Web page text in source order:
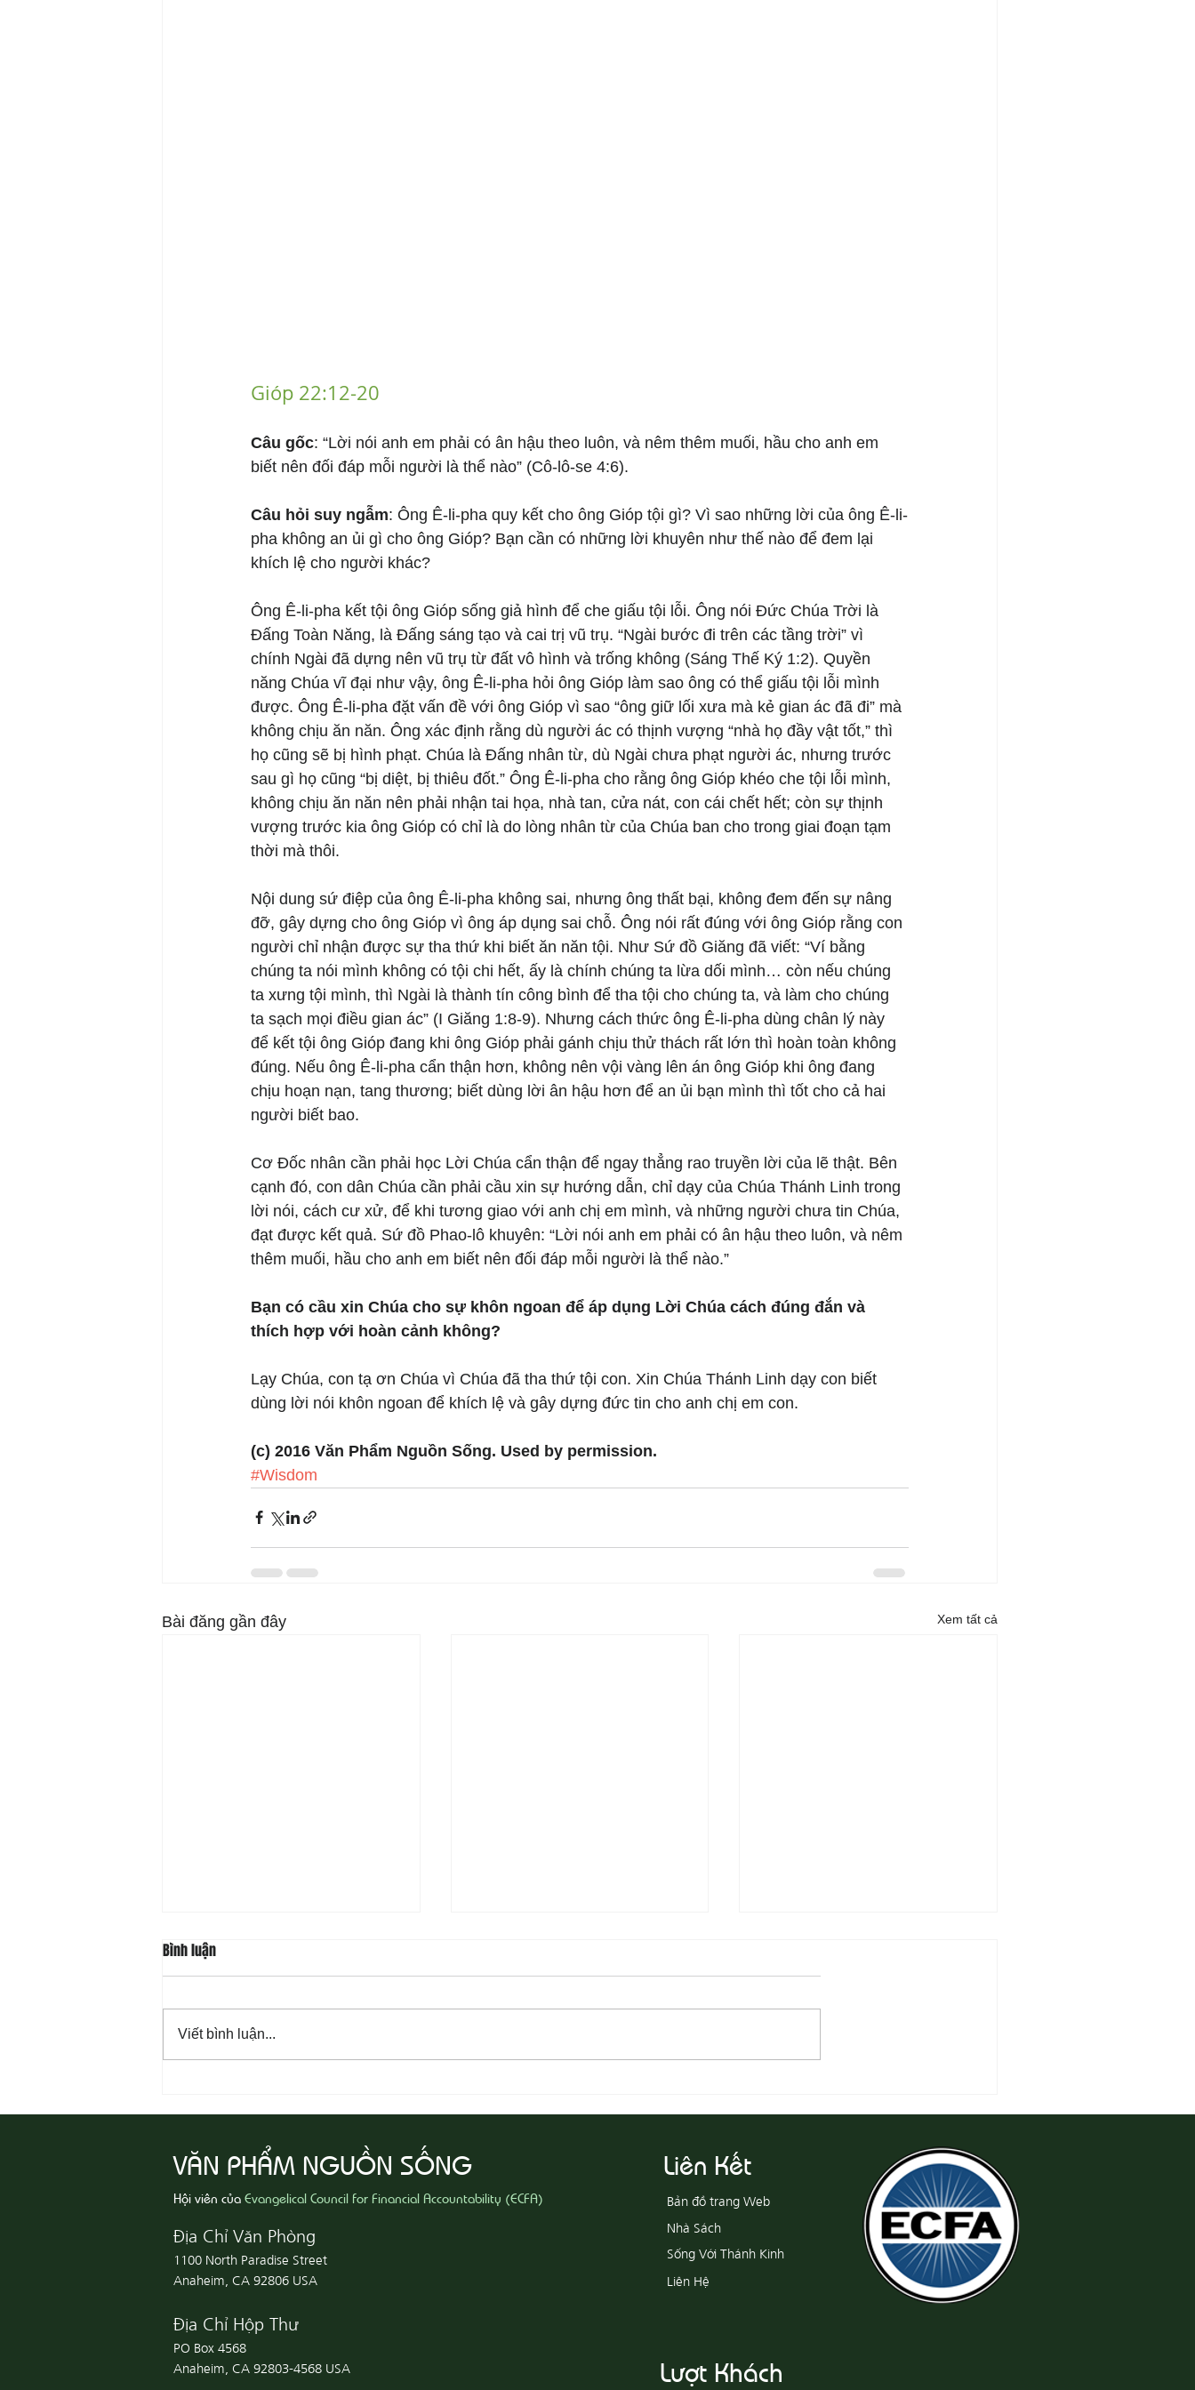
Gióp 22:12-20
Câu gốc: “Lời nói anh em phải có ân hậu theo luôn, và nêm thêm muối, hầu cho anh em
biết nên đối đáp mỗi người là thể nào” (Cô-lô-se 4:6).
Câu hỏi suy ngẫm: Ông Ê-li-pha quy kết cho ông Gióp tội gì? Vì sao những lời của ông Ê-li-
pha không an ủi gì cho ông Gióp? Bạn cần có những lời khuyên như thế nào để đem lại
khích lệ cho người khác?
Ông Ê-li-pha kết tội ông Gióp sống giả hình để che giấu tội lỗi. Ông nói Đức Chúa Trời là
Đấng Toàn Năng, là Đấng sáng tạo và cai trị vũ trụ. “Ngài bước đi trên các tầng trời” vì
chính Ngài đã dựng nên vũ trụ từ đất vô hình và trống không (Sáng Thế Ký 1:2). Quyền
năng Chúa vĩ đại như vậy, ông Ê-li-pha hỏi ông Gióp làm sao ông có thể giấu tội lỗi mình
được. Ông Ê-li-pha đặt vấn đề với ông Gióp vì sao “ông giữ lối xưa mà kẻ gian ác đã đi” mà
không chịu ăn năn. Ông xác định rằng dù người ác có thịnh vượng “nhà họ đầy vật tốt,” thì
họ cũng sẽ bị hình phạt. Chúa là Đấng nhân từ, dù Ngài chưa phạt người ác, nhưng trước
sau gì họ cũng “bị diệt, bị thiêu đốt.” Ông Ê-li-pha cho rằng ông Gióp khéo che tội lỗi mình,
không chịu ăn năn nên phải nhận tai họa, nhà tan, cửa nát, con cái chết hết; còn sự thịnh
vượng trước kia ông Gióp có chỉ là do lòng nhân từ của Chúa ban cho trong giai đoạn tạm
thời mà thôi.
Nội dung sứ điệp của ông Ê-li-pha không sai, nhưng ông thất bại, không đem đến sự nâng
đỡ, gây dựng cho ông Gióp vì ông áp dụng sai chỗ. Ông nói rất đúng với ông Gióp rằng con
người chỉ nhận được sự tha thứ khi biết ăn năn tội. Như Sứ đồ Giăng đã viết: “Ví bằng
chúng ta nói mình không có tội chi hết, ấy là chính chúng ta lừa dối mình… còn nếu chúng
ta xưng tội mình, thì Ngài là thành tín công bình để tha tội cho chúng ta, và làm cho chúng
ta sạch mọi điều gian ác” (I Giăng 1:8-9). Nhưng cách thức ông Ê-li-pha dùng chân lý này
để kết tội ông Gióp đang khi ông Gióp phải gánh chịu thử thách rất lớn thì hoàn toàn không
đúng. Nếu ông Ê-li-pha cẩn thận hơn, không nên vội vàng lên án ông Gióp khi ông đang
chịu hoạn nạn, tang thương; biết dùng lời ân hậu hơn để an ủi bạn mình thì tốt cho cả hai
người biết bao.
Cơ Đốc nhân cần phải học Lời Chúa cẩn thận để ngay thẳng rao truyền lời của lẽ thật. Bên
cạnh đó, con dân Chúa cần phải cầu xin sự hướng dẫn, chỉ dạy của Chúa Thánh Linh trong
lời nói, cách cư xử, để khi tương giao với anh chị em mình, và những người chưa tin Chúa,
đạt được kết quả. Sứ đồ Phao-lô khuyên: “Lời nói anh em phải có ân hậu theo luôn, và nêm
thêm muối, hầu cho anh em biết nên đối đáp mỗi người là thể nào.”
Bạn có cầu xin Chúa cho sự khôn ngoan để áp dụng Lời Chúa cách đúng đắn và
thích hợp với hoàn cảnh không?
Lạy Chúa, con tạ ơn Chúa vì Chúa đã tha thứ tội con. Xin Chúa Thánh Linh dạy con biết
dùng lời nói khôn ngoan để khích lệ và gây dựng đức tin cho anh chị em con.
(c) 2016 Văn Phẩm Nguồn Sống. Used by permission.
#Wisdom
Bài đăng gần đây Xem tất cả
08-07 Nhân Từ Và Chân Thật
Khổ
Bình luận
Viết bình luận...
VĂN PHẨM NGUỒN SỐNG
Hội viên củaEvangelical Council for Financial Accountability (ECFA)
Địa Chỉ Văn Phòng
1100 North Paradise Street
Anaheim, CA 92806 USA
Địa Chỉ Hộp Thư
PO Box 4568
Anaheim, CA 92803-4568 USA
Liên Kết
Bản đồ trang Web
Nhà Sách
Sống Với Thánh Kinh
Liên Hệ
Lượt Khách